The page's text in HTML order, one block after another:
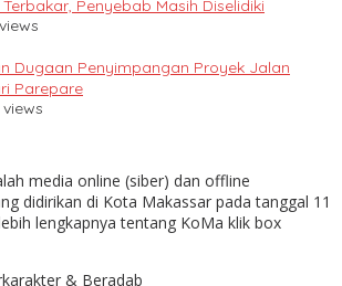
Penyebab Masih Diselidiki
Dugaan Penyimpangan Proyek Jalan
Parepare
views
media online (siber) dan offline
didirikan di Kota Makassar pada tanggal 11
lengkapnya tentang KoMa klik box
& Beradab